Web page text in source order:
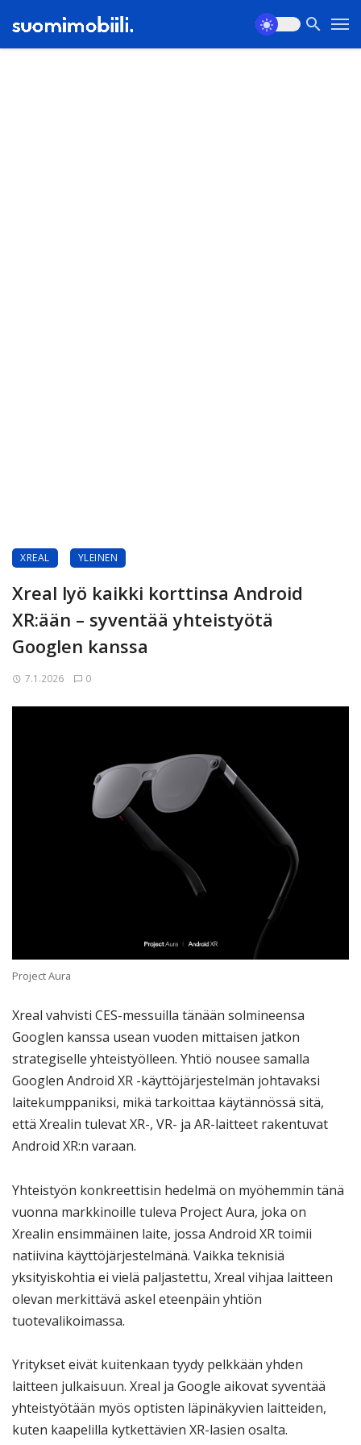
XREAL YLEINEN
Xreal lyö kaikki korttinsa Android
XR:ään – syventää yhteistyötä
Googlen kanssa
7.1.2026 0
Project Aura
Xreal vahvisti CES-messuilla tänään solmineensa
Googlen kanssa usean vuoden mittaisen jatkon
strategiselle yhteistyölleen. Yhtiö nousee samalla
Googlen Android XR -käyttöjärjestelmän johtavaksi
laitekumppaniksi, mikä tarkoittaa käytännössä sitä,
että Xrealin tulevat XR-, VR- ja AR-laitteet rakentuvat
Android XR:n varaan.
Yhteistyön konkreettisin hedelmä on myöhemmin tänä
vuonna markkinoille tuleva Project Aura, joka on
Xrealin ensimmäinen laite, jossa Android XR toimii
natiivina käyttöjärjestelmänä. Vaikka teknisiä
yksityiskohtia ei vielä paljastettu, Xreal vihjaa laitteen
olevan merkittävä askel eteenpäin yhtiön
tuotevalikoimassa.
Yritykset eivät kuitenkaan tyydy pelkkään yhden
laitteen julkaisuun. Xreal ja Google aikovat syventää
yhteistyötään myös optisten läpinäkyvien laitteiden,
kuten kaapelilla kytkettävien XR-lasien osalta.